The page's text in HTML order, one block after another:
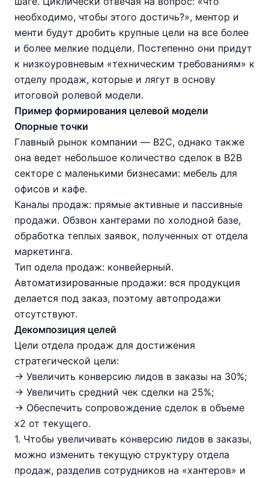
необходимо, чтобы этого достичь?», ментор и
менти будут дробить крупные цели на все более
и более мелкие подцели. Постепенно они придут
к низкоуровневым «техническим требованиям» к
отделу продаж, которые и лягут в основу
итоговой ролевой модели.
Пример формирования целевой модели
Опорные точки
Главный рынок компании — B2C, однако также
она ведет небольшое количество сделок в В2В
секторе с маленькими бизнесами: мебель для
офисов и кафе.
Каналы продаж: прямые активные и пассивные
продажи. Обзвон хантерами по холодной базе,
обработка теплых заявок, полученных от отдела
маркетинга.
Тип одела продаж: конвейерный.
Автоматизированные продажи: вся продукция
делается под заказ, поэтому автопродажи
отсутствуют.
Декомпозиция целей
Цели отдела продаж для достижения
стратегической цели:
→ Увеличить конверсию лидов в заказы на 30%;
→ Увеличить средний чек сделки на 25%;
→ Обеспечить сопровождение сделок в объеме
х2 от текущего.
1. Чтобы увеличивать конверсию лидов в заказы,
можно изменить текущую структуру отдела
продаж, разделив сотрудников на «хантеров» и